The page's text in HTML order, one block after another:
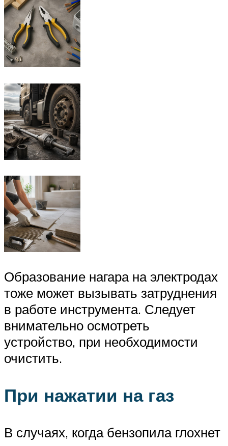
Образование нагара на электродах
тоже может вызывать затруднения
в работе инструмента. Следует
внимательно осмотреть
устройство, при необходимости
очистить.
При нажатии на газ
В случаях, когда бензопила глохнет